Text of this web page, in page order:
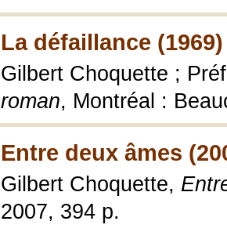
La défaillance (1969)
Gilbert Choquette ;
roman, Montréal :
Entre deux âmes
Gilbert Choquette,
2007, 394 p.